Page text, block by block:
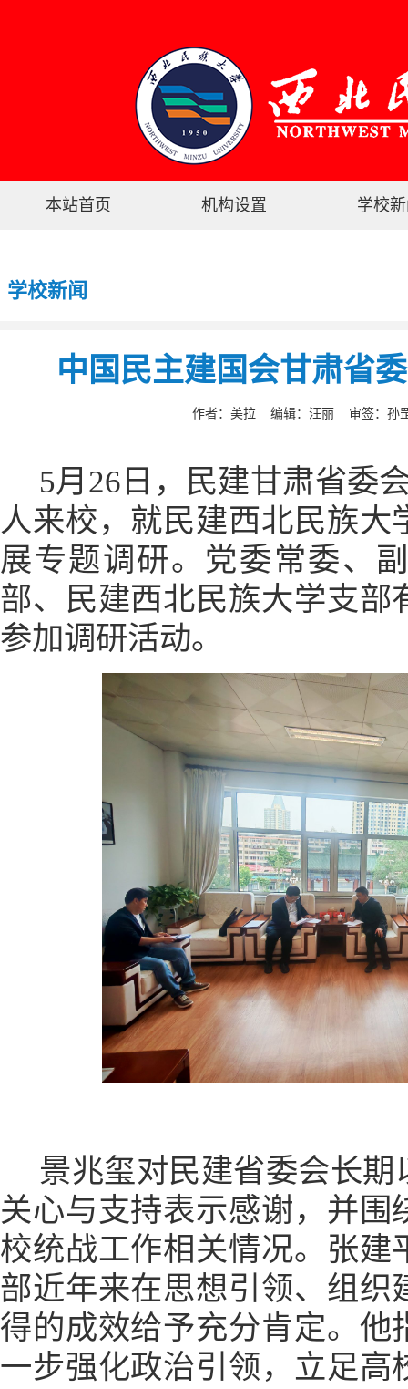
本站首页 机构设置 学校
学校新闻
中国民主建国会甘肃省
作者：美拉 编辑：汪丽 审签：
5月26日，民建甘肃省委
人来校，就民建西北民族大
展专题调研。党委常委、
部、民建西北民族大学支部
参加调研活动。
景兆玺对民建省委会长
关心与支持表示感谢，并围
校统战工作相关情况。张建
部近年来在思想引领、组织
得的成效给予充分肯定。他
一步强化政治引领，立足高